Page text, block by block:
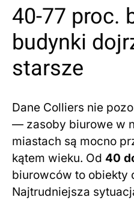
40-77 proc.
budynki
starsze
Dane Colliers nie
— zasoby biurowe w
miastach są mocno
kątem wieku. Od 40
biurowców to obiekty
Najtrudniejsza